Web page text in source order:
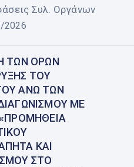
Συλ. Οργάνων
2026
ΤΩΝ ΌΡΩΝ
ΤΟΥ
ΆΝΩ ΤΩΝ
ΜΕ
ΚΑΙ
ΣΤΟ